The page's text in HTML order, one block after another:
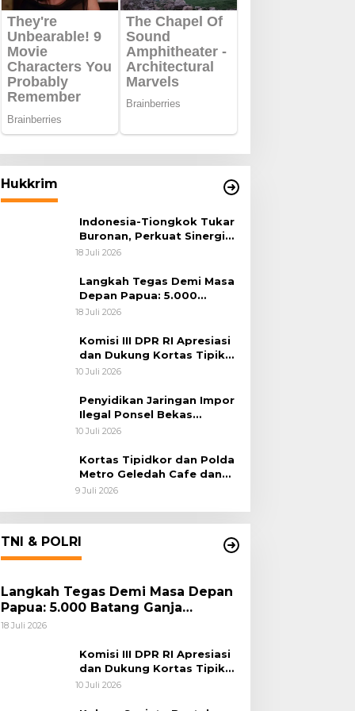
Hukkrim
Indonesia-Tiongkok Tukar
Buronan, Perkuat Sinergi
Penegakan Hukum Lintas
18 Juli 2026
Langkah Tegas Demi Masa
Depan Papua: 5.000
Batang Ganja Berhasil
Habema
18 Juli 2026
Komisi III DPR RI Apresiasi
dan Dukung Kortas Tipikor
Polri Usut Dugaan Korupsi
10 Juli 2026
Penyidikan Jaringan Impor
Ilegal Ponsel Bekas
Rampung, Tiga Tersangka
10 Juli 2026
Kortas Tipidkor dan Polda
Metro Geledah Cafe dan
Money Changer
9 Juli 2026
TNI & POLRI
Langkah Tegas Demi Masa Depan
Papua: 5.000 Batang Ganja
Berhasil Diungkap Koops TNI
18 Juli 2026
Komisi III DPR RI Apresiasi
dan Dukung Kortas Tipikor
Polri Usut Dugaan Korupsi
10 Juli 2026